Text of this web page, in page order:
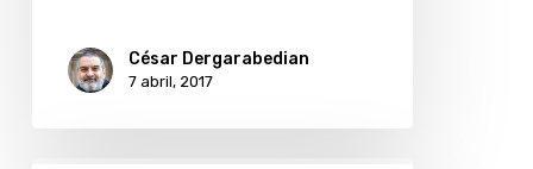
César Dergarabedian
7 abril, 2017